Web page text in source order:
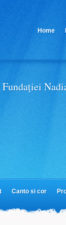
Home
Parteneri
Canto si cor